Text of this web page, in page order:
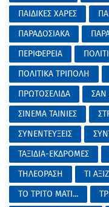
ΠΑΙΔΙΚΕΣ ΧΑΡΕΣ
ΠΑΡΑΔΟΣΙΑΚΑ
ΠΕΡΙΦΕΡΕΙΑ
ΠΟΛΙΤΙΚΑ ΤΡΙΠΟΛΗ
ΠΡΩΤΟΣΕΛΙΔΑ
ΣΑΝ
ΣΙΝΕΜΑ ΤΑΙΝΙΕΣ
ΣΥΝΕΝΤΕΥΞΕΙΣ
ΤΑΞΙΔΙΑ-ΕΚΔΡΟΜΕΣ
ΤΗΛΕΟΡΑΣΗ
ΤΙ
ΤΟ ΤΡΙΤΟ ΜΑΤΙ...